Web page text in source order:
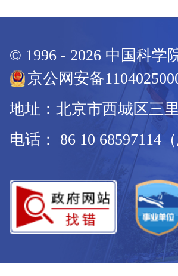
© 1996 - 2026 中国科学
京公网安备
地址：北京市西城区三
电话： 86 10 68597114